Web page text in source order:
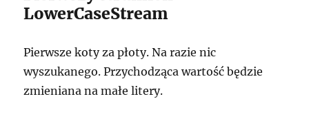
LowerCaseStream
Pierwsze koty za płoty. Na razie nic
wyszukanego. Przychodząca wartość będzie
zmieniana na małe litery.